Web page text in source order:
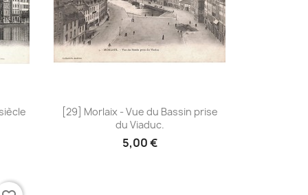
Aperçu rapide
[29] Morlaix - Vue du Bassin prise
du Viaduc.
5,00 €